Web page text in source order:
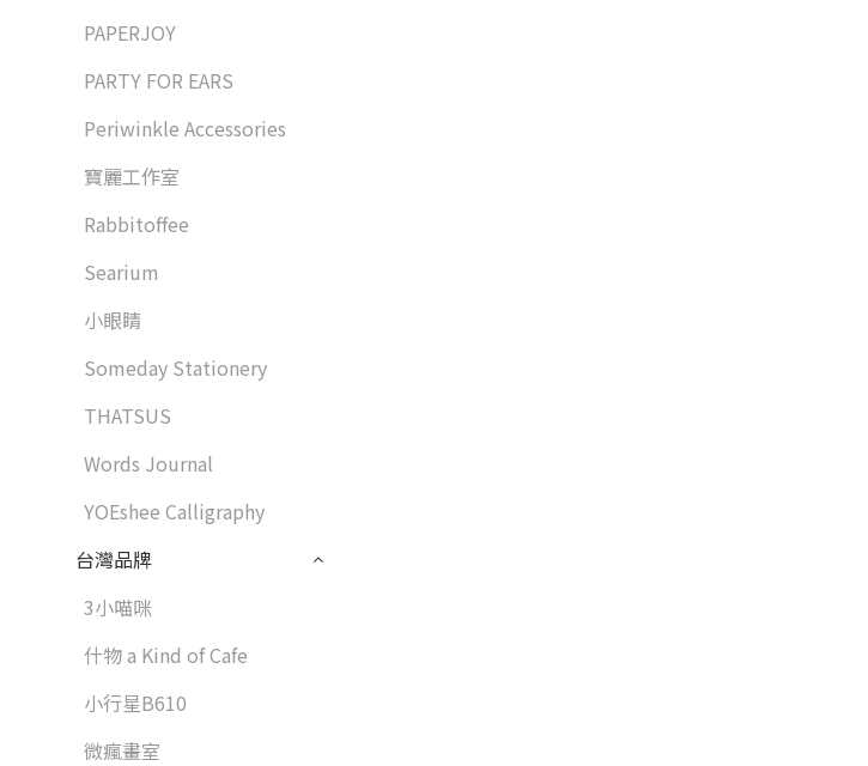
PAPERJOY
PARTY FOR EARS
Periwinkle Accessories
寶麗工作室
Rabbitoffee
Searium
小眼睛
Someday Stationery
THATSUS
Words Journal
YOEshee Calligraphy
台灣品牌
3小喵咪
什物 a Kind of Cafe
小行星B610
微瘋畫室